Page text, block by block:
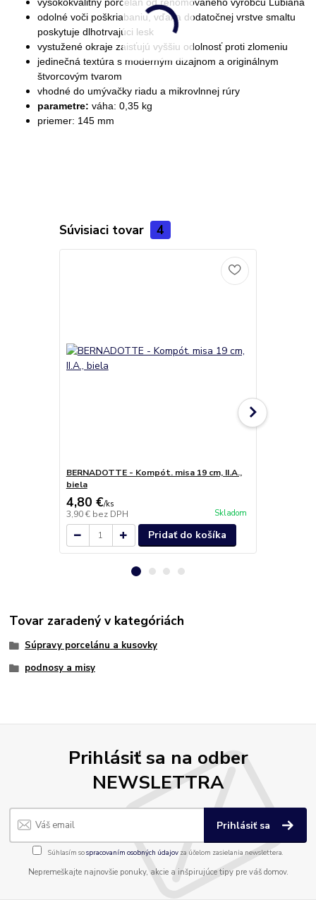
odolné voči poškriabaniu, vďaka dodatočnej vrstve smaltu
poskytuje dlhotrvajúci lesk
vystužené okraje zaisťujú vyššiu odolnosť proti zlomeniu
jedinečná textúra s moderným dizajnom a originálnym
štvorcovým tvarom
vhodné do umývačky riadu a mikrovlnnej rúry
parametre:váha: 0,35 kg
priemer: 145 mm
Súvisiaci tovar 4
BERNADOTTE - Kompót. misa 19 cm, II.A.,
biela
4,80 €/ks
3,90 € bez DPH Skladom
Pridať do košíka
Tovar zaradený v kategóriách
Súpravy porcelánu a kusovky
podnosy a misy
Prihlásiť sa na odber
NEWSLETTRA
Prihlásiť sa
Súhlasím sospracovaním osobných údajov za účelom zasielania newslettera.
Nepremeškajte najnovšie ponuky, akcie a inšpirujúce tipy pre váš domov.